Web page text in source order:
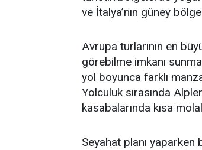
ve İtalya’nın güney
Avrupa turlarının en
görebilme imkanı
yol boyunca farklı
Yolculuk sırasında
kasabalarında kısa
Seyahat planı